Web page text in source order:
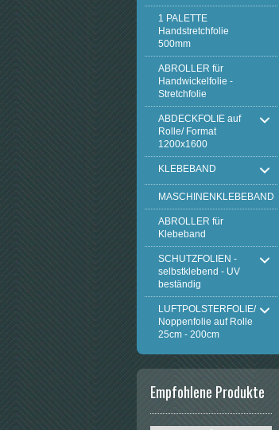
1 PALETTE
Handstretchfolie
500mm
ABROLLER für
Handwickelfolie -
Stretchfolie
ABDECKFOLIE auf
Rolle/ Format
1200x1600
KLEBEBAND
MASCHINENKLEBEBAND
ABROLLER für
Klebeband
SCHUTZFOLIEN -
selbstklebend - UV
beständig
LUFTPOLSTERFOLIE/
Noppenfolie auf Rolle
25cm - 200cm
Empfohlene Produkte